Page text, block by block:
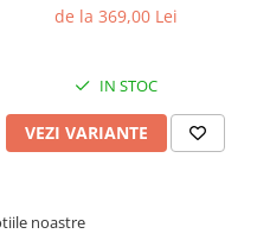
de la 369,00 Lei
IN STOC
VEZI VARIANTE
noastre